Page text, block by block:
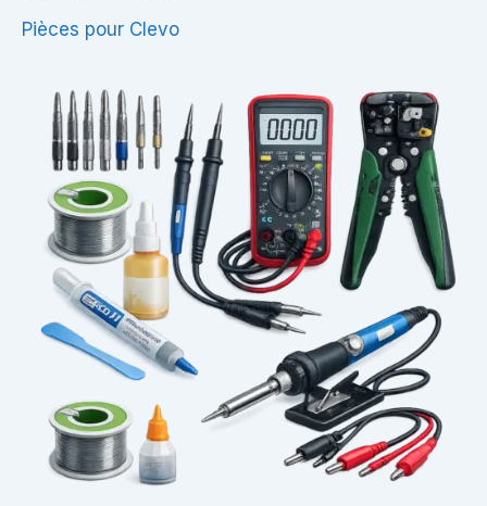
Pièces pour Clevo